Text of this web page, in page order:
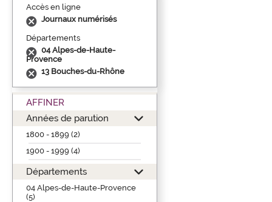
Accès en ligne
Journaux numérisés
Départements
04 Alpes-de-Haute-
Provence
13 Bouches-du-Rhône
AFFINER
Années de parution
1800 - 1899 (2)
1900 - 1999 (4)
Départements
04 Alpes-de-Haute-Provence
(5)